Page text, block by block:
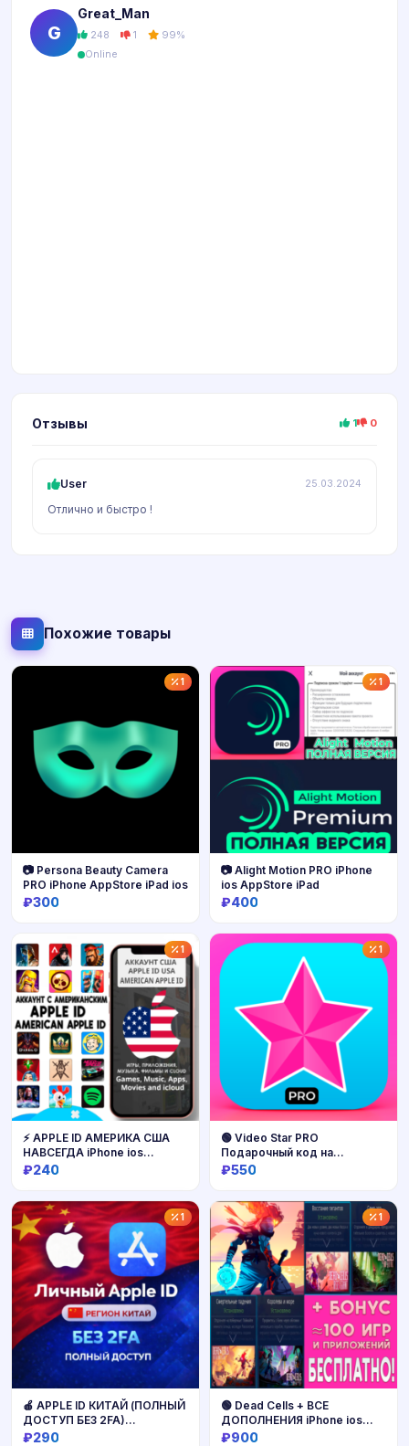
G
Great_Man
248 1 99%
Online
Отзывы 1 0
User 25.03.2024
Отлично и быстро !
Похожие товары
1
Купить
📷 Persona Beauty Camera
PRO iPhone AppStore iPad ios
₽300
1
Купить
📷 Alight Motion PRO iPhone
ios AppStore iPad
₽400
1
Купить
⚡ APPLE ID АМЕРИКА США
НАВСЕГДА iPhone ios
AppStore
₽240
1
Купить
🟢 Video Star PRO
Подарочный код на
подписку НА ВАШ АККАУНТ
₽550
1
🍎 APPLE ID КИТАЙ (ПОЛНЫЙ
ДОСТУП БЕЗ 2FA)
НАВСЕГДА ВАШ iPhone ios
₽290
1
🟢 Dead Cells + ВСЕ
ДОПОЛНЕНИЯ iPhone ios
AppStore iPad ДЕД ЦЕЛС
₽900